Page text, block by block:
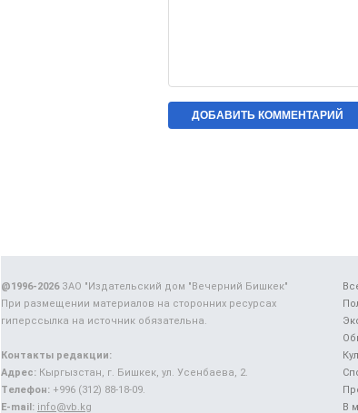
В
@1996-2026ЗАО "Издательский дом "Вечерний Бишкек"
При размещении материалов на сторонних ресурсах
гиперссылка на источник обязательна.
Контакты редакции:
Адрес: Кыргызстан, г. Бишкек, ул. Усенбаева, 2.
Телефон: +996 (312) 88-18-09.
E-mail: info@vb.kg